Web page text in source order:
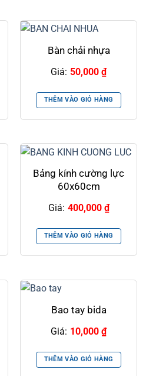
Bàn chải nhựa
Giá: 50,000 ₫
THÊM VÀO GIỎ HÀNG
Bảng kính cường lực
60x60cm
Giá: 400,000 ₫
THÊM VÀO GIỎ HÀNG
Bao tay bida
Giá: 10,000 ₫
THÊM VÀO GIỎ HÀNG